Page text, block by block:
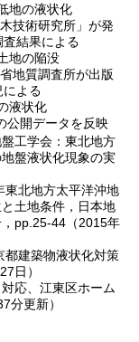
地の液状化
技術研究所」が発
結果による
地の陥没
地質調査所が出版
による
液状化
公開データを反映
工学会：東北地方
盤液状化現象の実
東北地方太平洋沖地
土地条件，日本地
pp.25-44（2015年
都建築物液状化対策
日）
応、江東区ホーム
分更新）